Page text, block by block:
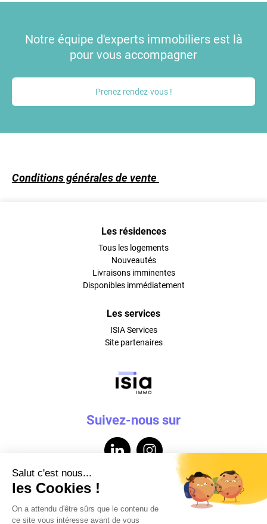
Notre équipe d'experts immobiliers est là
pour vous accompagner
Prenez rendez-vous !
Conditions générales de vente
Les résidences
Tous les logements
Nouveautés
Livraisons imminentes
Disponibles immédiatement
Les services
ISIA Services
Site partenaires
Suivez-nous sur